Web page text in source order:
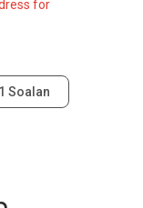
for
1 Soalan